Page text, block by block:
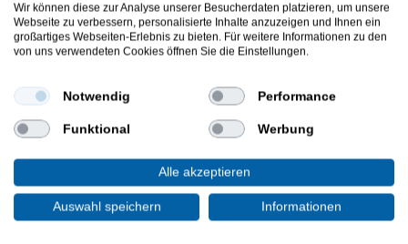
Wir können diese zur Analyse unserer Besucherdaten platzieren, um unsere
Webseite zu verbessern, personalisierte Inhalte anzuzeigen und Ihnen ein
großartiges Webseiten-Erlebnis zu bieten. Für weitere Informationen zu den
von uns verwendeten Cookies öffnen Sie die Einstellungen.
Notwendig Performance
Funktional Werbung
Alle akzeptieren
Auswahl speichern Informationen